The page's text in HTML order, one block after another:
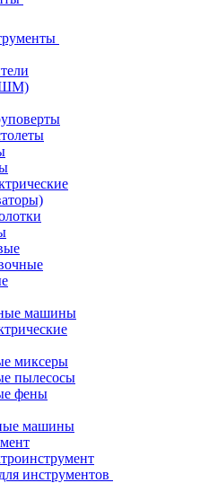
машины
миксеры
пылесосы
фены
машины
инструментов